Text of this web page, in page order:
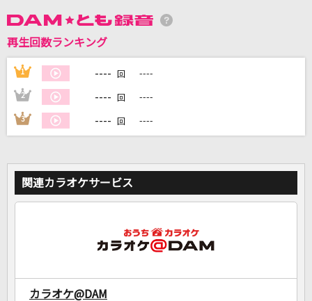
カラオケをもっと楽しもう！
家族や友達と一緒に！練習にも！
再生回数ランキング
1 ---- 回 ----
2 ---- 回 ----
3 ---- 回 ----
関連カラオケサービス
カラオケ@DAM